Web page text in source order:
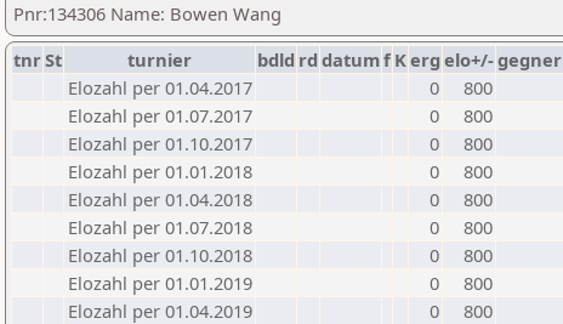
Pnr:134306 Name: Bowen Wang
tnrSt turnier bdld rd datumf Kerg elo+/-gegner
Elozahl per 01.04.2017
0
800
Elozahl per 01.07.2017
0
800
Elozahl per 01.10.2017
0
800
Elozahl per 01.01.2018
0
800
Elozahl per 01.04.2018
0
800
Elozahl per 01.07.2018
0
800
Elozahl per 01.10.2018
0
800
Elozahl per 01.01.2019
0
800
Elozahl per 01.04.2019
0
800